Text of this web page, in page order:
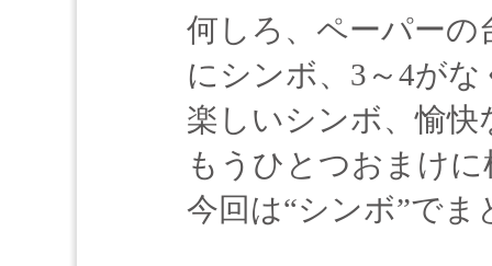
何しろ、ペーパーの
にシンボ、3～4が
楽しいシンボ、愉
もうひとつおまけ
今回は“シンボ”でま